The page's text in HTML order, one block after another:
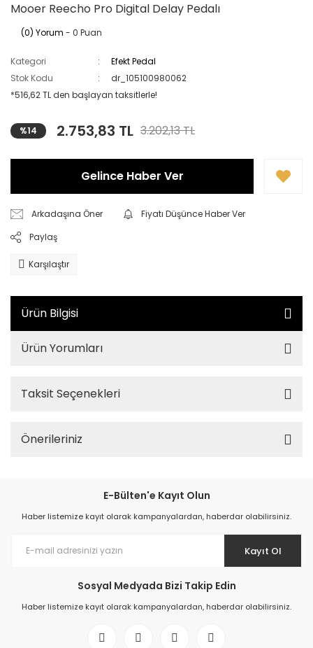
Mooer Reecho Pro Digital Delay Pedalı
(0) Yorum - 0 Puan
Kategori
Efekt Pedal
Stok Kodu
dr_105100980062
*516,62 TL den başlayan taksitlerle!
%14 2.753,83 TL 3.202,13 TL
Gelince Haber Ver
Arkadaşına Öner
Fiyatı Düşünce Haber Ver
Paylaş
Karşılaştır
Ürün Bilgisi
Ürün Yorumları
Taksit Seçenekleri
Önerileriniz
E-Bülten'e Kayıt Olun
Haber listemize kayıt olarak kampanyalardan, haberdar olabilirsiniz.
Kayıt Ol
Sosyal Medyada Bizi Takip Edin
Haber listemize kayıt olarak kampanyalardan, haberdar olabilirsiniz.